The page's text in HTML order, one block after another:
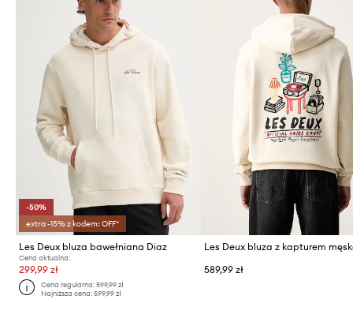
-50%
extra -15% z kodem: OFF*
Les Deux bluza bawełniana Diaz
Cena aktualna:
299,99 zł
Cena regularna:599,99 zł
Najniższa cena:599,99 zł
589,99 zł